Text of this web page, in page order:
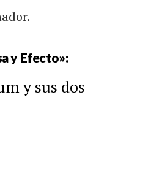
y Efecto»:
y sus dos